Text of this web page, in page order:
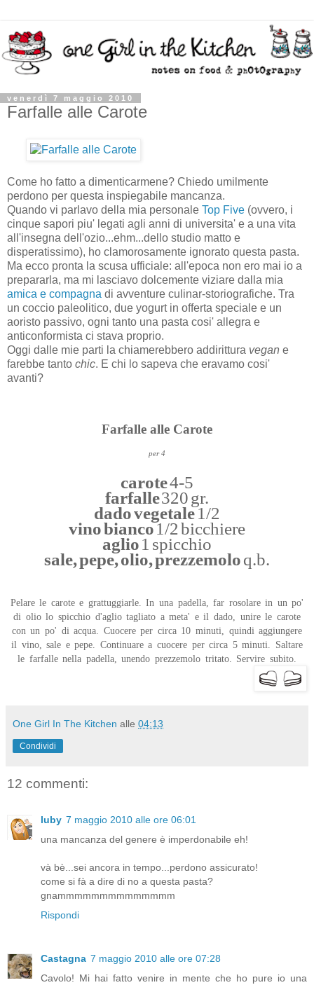
venerdì 7 maggio 2010
Farfalle alle Carote
Come ho fatto a dimenticarmene? Chiedo umilmente
perdono per questa inspiegabile mancanza.
Quando vi parlavo della mia personale Top Five (ovvero, i
cinque sapori piu' legati agli anni di universita' e a una vita
all'insegna dell'ozio...ehm...dello studio matto e
disperatissimo), ho clamorosamente ignorato questa pasta.
Ma ecco pronta la scusa ufficiale: all'epoca non ero mai io a
prepararla, ma mi lasciavo dolcemente viziare dalla mia
amica e compagna di avventure culinar-storiografiche. Tra
un coccio paleolitico, due yogurt in offerta speciale e un
aoristo passivo, ogni tanto una pasta cosi' allegra e
anticonformista ci stava proprio.
Oggi dalle mie parti la chiamerebbero addirittura vegan e
farebbe tanto chic. E chi lo sapeva che eravamo cosi'
avanti?
Farfalle alle Carote
per 4
carote4-5
farfalle320 gr.
dado vegetale1/2
vino bianco1/2 bicchiere
aglio1 spicchio
sale, pepe, olio, prezzemoloq.b.
Pelare le carote e grattuggiarle. In una padella, far rosolare in un po'
di olio lo spicchio d'aglio tagliato a meta' e il dado, unire le carote
con un po' di acqua. Cuocere per circa 10 minuti, quindi aggiungere
il vino, sale e pepe. Continuare a cuocere per circa 5 minuti. Saltare
le farfalle nella padella, unendo prezzemolo tritato. Servire subito.
One Girl In The Kitchen alle 04:13
Condividi
12 commenti:
luby 7 maggio 2010 alle ore 06:01
una mancanza del genere è imperdonabile eh!
và bè...sei ancora in tempo...perdono assicurato!
come si fà a dire di no a questa pasta?
gnammmmmmmmmmmmmm
Rispondi
Castagna 7 maggio 2010 alle ore 07:28
Cavolo! Mi hai fatto venire in mente che ho pure io una